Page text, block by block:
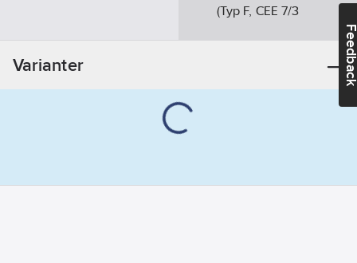
(Typ F, CEE 7/3
(IP):IP20
Varianter